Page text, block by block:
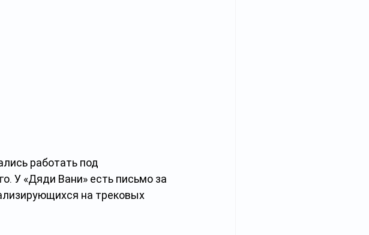
работать под
У «Дяди Вани» есть письмо за
на трековых